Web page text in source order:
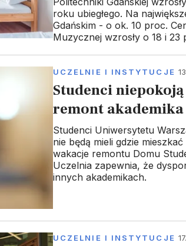
roku ubiegłego. Na
Gdańskim - o ok. 10 proc.
Muzycznej wzrosły o 18 i 23
UCZELNIE I INSTYTUCJE
Studenci
remont akademika
Studenci Uniwersytetu
nie będą mieli gdzie
wakacje remontu Domu
Uczelnia zapewnia, że
innych akademikach.
UCZELNIE I INSTYTUCJE